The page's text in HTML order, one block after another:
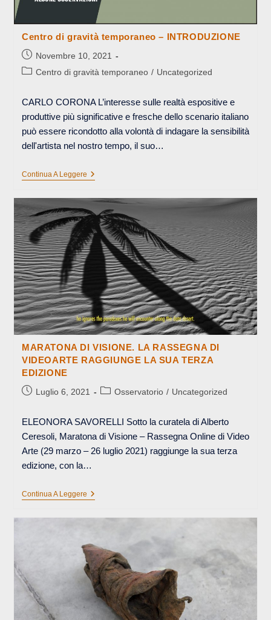
Centro di gravità temporaneo – INTRODUZIONE
Articolo
pubblicato:
Novembre 10, 2021
Categoria
Centro di gravità temporaneo / Uncategorized
CARLO CORONA L’interesse sulle realtà espositive e
produttive più significative e fresche dello scenario italiano
può essere ricondotto alla volontà di indagare la sensibilità
dell'artista nel nostro tempo, il suo…
Continua A LeggereCentro
Temporaneo
–
INTRODUZIONE
MARATONA DI VISIONE. LA RASSEGNA DI
VIDEOARTE RAGGIUNGE LA SUA TERZA
EDIZIONE
ArticoloLuglio 6, 2021
Categoria
Osservatorio / Uncategorized
ELEONORA SAVORELLI Sotto la curatela di Alberto
Ceresoli, Maratona di Visione – Rassegna Online di Video
Arte (29 marzo – 26 luglio 2021) raggiunge la sua terza
edizione, con la…
Continua A LeggereMARATONA
DI
VIDEOARTE
RAGGIUNGE
LA
SUA
TERZA
EDIZIONE